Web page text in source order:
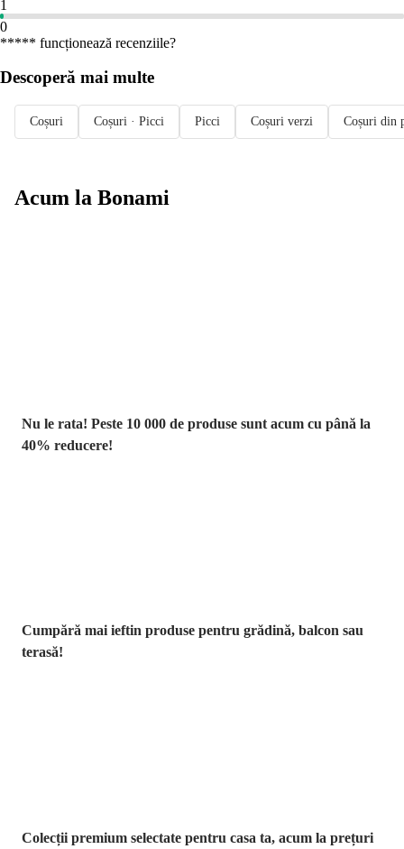
1
0
***** funcționează recenziile?
Descoperă mai multe
Coșuri Coșuri · Picci Picci Coșuri verzi Coșuri din
Acum la Bonami
Nu le rata! Peste 10 000 de produse sunt acum cu până la
40% reducere!
Cumpără mai ieftin produse pentru grădină, balcon sau
terasă!
Colecții premium selectate pentru casa ta, acum la prețuri